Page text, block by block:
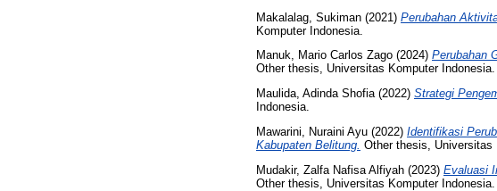
Makalalag, Sukiman (2021) Perubahan
Komputer Indonesia.
Manuk, Mario Carlos Zago (2024) Perubahan
Other thesis, Universitas Komputer Indonesia.
Maulida, Adinda Shofia(2022) Strategi
Indonesia.
Mawarini, Nuraini Ayu (2022) Identifikasi
Kabupaten Belitung. Other thesis, Universitas
Mudakir, Zalfa Nafisa Alfiyah (2023) Evaluasi
Other thesis, Universitas Komputer Indonesia.